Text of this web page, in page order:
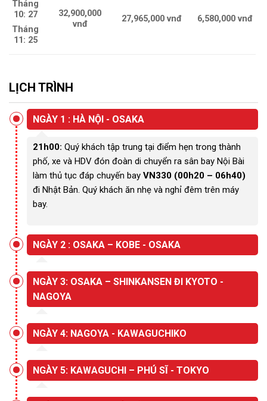
Tháng
10: 27
Tháng
11: 25
32,900,000
vnđ
27,965,000 vnđ 6,580,000 vnđ
LỊCH TRÌNH
NGÀY 1 : HÀ NỘI - OSAKA
21h00: Quý khách tập trung tại điểm hẹn trong thành
phố, xe và HDV đón đoàn di chuyển ra sân bay Nội Bài
làm thủ tục đáp chuyến bay VN330 (00h20 – 06h40)
đi Nhật Bản. Quý khách ăn nhẹ và nghỉ đêm trên máy
bay.
NGÀY 2 : OSAKA – KOBE - OSAKA
NGÀY 3: OSAKA – SHINKANSEN ĐI KYOTO -
NAGOYA
NGÀY 4: NAGOYA - KAWAGUCHIKO
NGÀY 5: KAWAGUCHI – PHÚ SĨ - TOKYO